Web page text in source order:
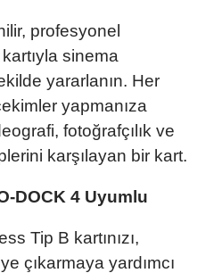
profesyonel
sinema
yararlanın. Her
yapmanıza
fotoğrafçılık ve
karşılayan bir kart.
DOCK 4 Uyumlu
Tip B kartınızı,
çıkarmaya yardımcı